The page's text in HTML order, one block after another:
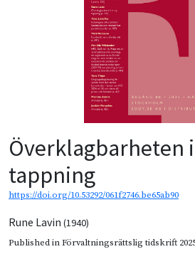
Överklagbarheten
tappning
https://doi.org/10.53292/061f2746.be65ab90
Rune Lavin (1940)
Published inFörvaltningsrättslig tidskrift